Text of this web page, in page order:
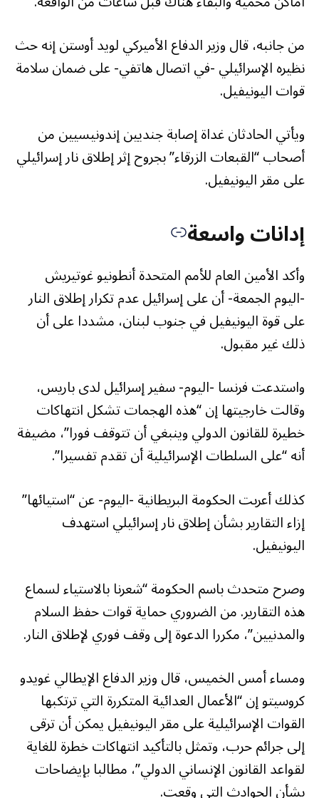
من جانبه، قال وزير الدفاع الأميركي لويد أوستن إنه حث
نظيره الإسرائيلي -في اتصال هاتفي- على ضمان سلامة
قوات اليونيفيل.
ويأتي الحادثان غداة إصابة جنديين إندونيسيين من
أصحاب “القبعات الزرقاء” بجروح إثر إطلاق نار إسرائيلي
على مقر اليونيفيل.
إدانات واسعة
وأكد الأمين العام للأمم المتحدة أنطونيو غوتيريش
-اليوم الجمعة- أن على إسرائيل عدم تكرار إطلاق النار
على قوة اليونيفيل في جنوب لبنان، مشددا على أن
ذلك غير مقبول.
واستدعت فرنسا -اليوم- سفير إسرائيل لدى باريس،
وقالت خارجيتها إن “هذه الهجمات تشكل انتهاكات
خطيرة للقانون الدولي وينبغي أن تتوقف فورا”، مضيفة
أنه “على السلطات الإسرائيلية أن تقدم تفسيرا”.
كذلك أعربت الحكومة البريطانية -اليوم- عن “استيائها”
إزاء التقارير بشأن إطلاق نار إسرائيلي استهدف
اليونيفيل.
وصرح متحدث باسم الحكومة “شعرنا بالاستياء لسماع
هذه التقارير. من الضروري حماية قوات حفظ السلام
والمدنيين”، مكررا الدعوة إلى وقف فوري لإطلاق النار.
ومساء أمس الخميس، قال وزير الدفاع الإيطالي غويدو
كروسيتو إن “الأعمال العدائية المتكررة التي ترتكبها
القوات الإسرائيلية على مقر اليونيفيل يمكن أن ترقى
إلى جرائم حرب، وتمثل بالتأكيد انتهاكات خطرة للغاية
لقواعد القانون الإنساني الدولي”، مطالبا بإيضاحات
بشأن الحوادث التي وقعت.